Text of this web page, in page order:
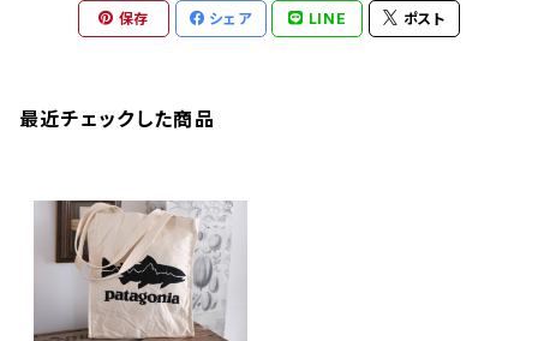
保存 シェア LINE ポスト
最近チェックした商品